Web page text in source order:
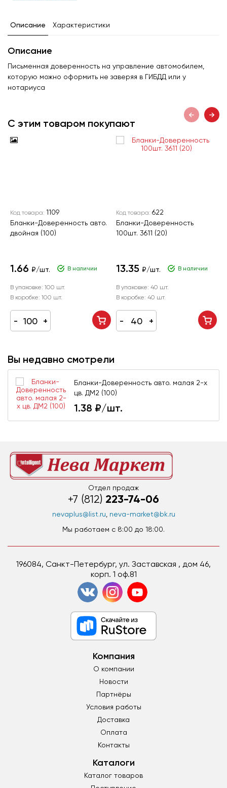
Описание Характеристики
Описание
Письменная доверенность на управление автомобилем,
которую можно оформить не заверяя в ГИБДД или у
нотариуса
С этим товаром покупают
Код товара: 1109
Бланки-Доверенность авто.
двойная (100)
1.66 ₽/шт. В наличии
В упаковке: 100 шт.
В коробке: 100 шт.
Код товара: 622
Бланки-Доверенность
100шт. 3611 (20)
13.35 ₽/шт. В наличии
В упаковке: 40 шт.
В коробке: 40 шт.
Вы недавно смотрели
Бланки-Доверенность авто. малая 2-х
цв. ДМ2 (100)
1.38 ₽/шт.
Отдел продаж
+7 (812) 223-74-06
nevaplus@list.ru neva-market@bk.ru
Мы работаем c 8:00 до 18:00.
196084, Санкт-Петербург, ул. Заставская , дом 46,
корп. 1 оф.81
Компания
О компании
Новости
Партнёры
Условия работы
Доставка
Оплата
Контакты
Каталоги
Каталог товаров